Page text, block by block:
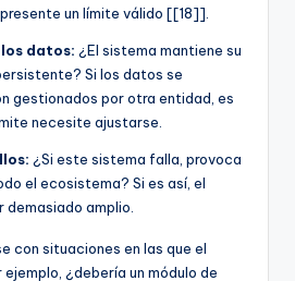
un límite válido [[18]].
datos: ¿El sistema mantiene su
Si los datos se
gestionados por otra entidad, es
necesite ajustarse.
¿Si este sistema falla, provoca
el ecosistema? Si es así, el
demasiado amplio.
con situaciones en las que el
¿debería un módulo de